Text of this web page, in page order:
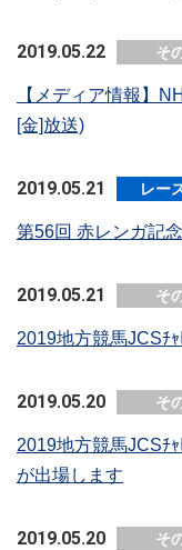
2019.05.22 そ
【メディア情報】
[金]放送)
2019.05.21 レー
第56回 赤レンガ記
2019.05.21 そ
2019地方競馬JCSﾁ
2019.05.20 そ
2019地方競馬JCSﾁ
が出場します
2019.05.20 そ